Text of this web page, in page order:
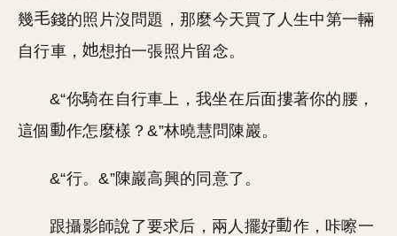
幾
錢的照片沒問題，那麼今天買了人生中第一輛
自行車，
想拍一張照片留念。
&“你騎在自行車上，我坐在后面摟著你的腰，
這個
作怎麼樣？&”林曉慧問陳巖。
&“行。&”陳巖高興的同意了。
跟攝影師說了要求后，兩人擺好
作，咔嚓一